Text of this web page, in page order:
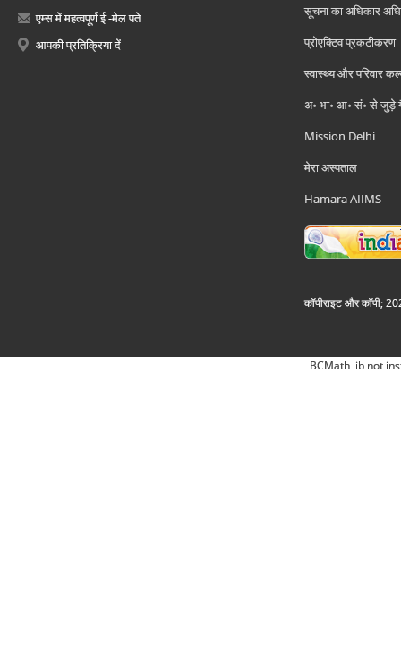
एम्स में महत्वपूर्ण ई -मेल पते
आपकी प्रतिक्रिया दें
सूचना का अधिकार
प्रोएक्टिव प्रकटीकरण
स्वास्थ्य और परिवार
अ॰ भा॰ आ॰ सं॰ से जुड़े
Mission Delhi
मेरा अस्पताल
Hamara AIIMS
कॉपीराइट और कॉपी;
BCMath lib not